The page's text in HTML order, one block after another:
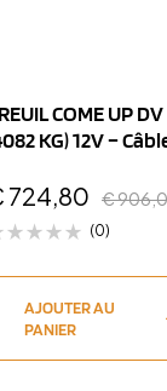
COME UP
KG) 12V –
€
724,80
(0)
AJOUTER AU
PANIER